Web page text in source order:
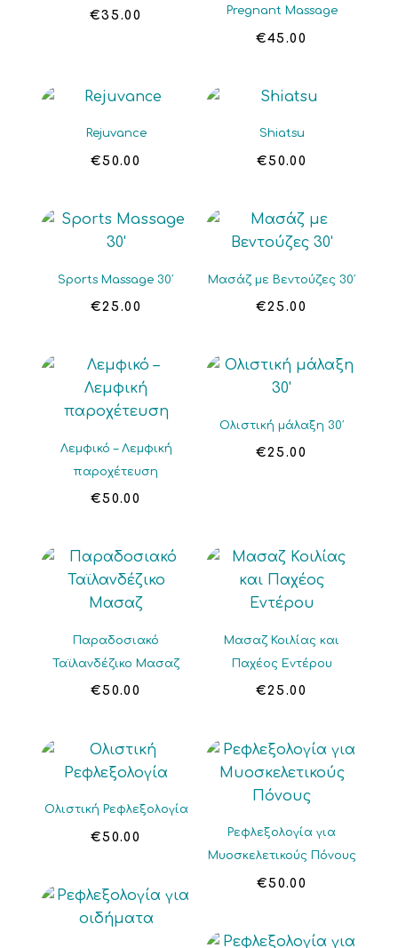
€35.00 Pregnant Massage
€45.00
Rejuvance
€50.00
Shiatsu
€50.00
Sports Massage 30′
€25.00
Μασάζ με Βεντούζες 30′
€25.00
Λεμφικό – Λεμφική
παροχέτευση
€50.00
Ολιστική μάλαξη 30′
€25.00
Παραδοσιακό
Ταϊλανδέζικο Μασαζ
€50.00
Μασαζ Κοιλίας και
Παχέος Εντέρου
€25.00
Ολιστική Ρεφλεξολογία
€50.00
Ρεφλεξολογία για
Μυοσκελετικούς Πόνους
€50.00